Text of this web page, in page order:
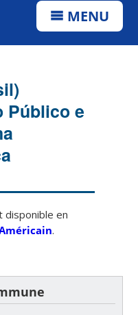
MENU
Público e
disponible en
.